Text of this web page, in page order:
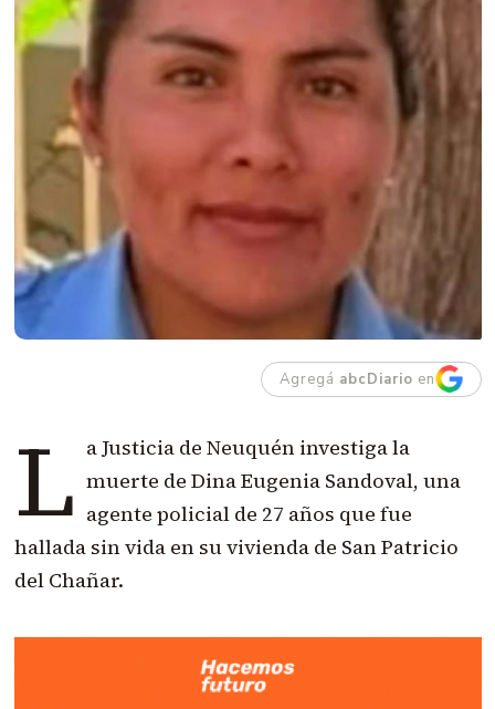
Agregá abcDiario en
L a Justicia de Neuquén investiga la
muerte de Dina Eugenia Sandoval, una
agente policial de 27 años que fue
hallada sin vida en su vivienda de San Patricio
del Chañar.